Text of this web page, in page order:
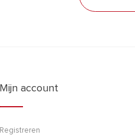
Mijn account
Registreren